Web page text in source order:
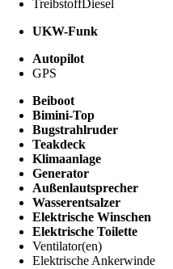
TreibstoffDiesel
UKW-Funk
Autopilot
GPS
Beiboot
Bimini-Top
Bugstrahlruder
Teakdeck
Klimaanlage
Generator
Außenlautsprecher
Wasserentsalzer
Elektrische Winschen
Elektrische Toilette
Ventilator(en)
Elektrische Ankerwinde